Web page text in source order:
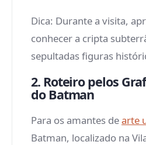
Dica: Durante a visita,
conhecer a cripta
sepultadas figuras
2. Roteiro pelos
do Batman
Para os amantes dearte
Batman, localizado na